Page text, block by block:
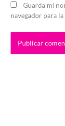
Guarda mi
navegador para